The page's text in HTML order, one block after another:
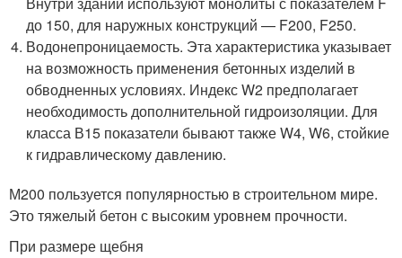
до 150, для наружных конструкций — F200, F250.
Водонепроницаемость. Эта характеристика указывает
на возможность применения бетонных изделий в
обводненных условиях. Индекс W2 предполагает
необходимость дополнительной гидроизоляции. Для
класса В15 показатели бывают также W4, W6, стойкие
к гидравлическому давлению.
М200 пользуется популярностью в строительном мире.
Это тяжелый бетон с высоким уровнем прочности.
При размере щебня